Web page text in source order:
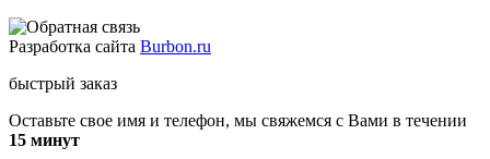
Разработка сайта Burbon.ru
быстрый заказ
Оставьте свое имя и телефон, мы свяжемся с Вами в течении
15 минут